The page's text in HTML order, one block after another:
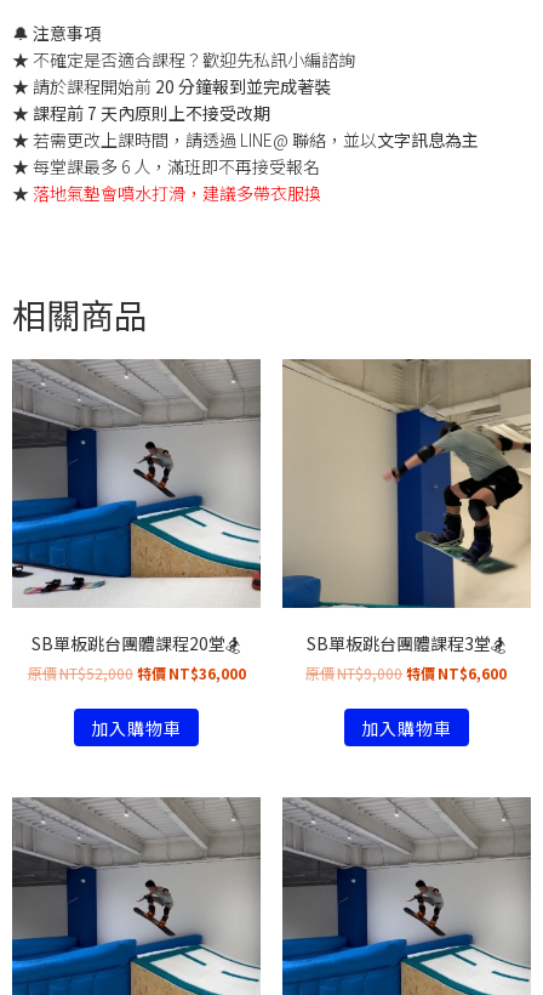
🔔 注意事項
★ 不確定是否適合課程？歡迎先私訊小編諮詢
★ 請於課程開始前 20 分鐘報到並完成著裝
★ 課程前 7 天內原則上不接受改期
★ 若需更改上課時間，請透過 LINE@ 聯絡，並以文字訊息為主
★ 每堂課最多 6 人，滿班即不再接受報名
★ 落地氣墊會噴水打滑，建議多帶衣服換
相關商品
SB單板跳台團體課程20堂🏂
NT$52,000 NT$36,000
加入購物車
SB單板跳台團體課程3堂🏂
NT$9,000 NT$6,600
加入購物車